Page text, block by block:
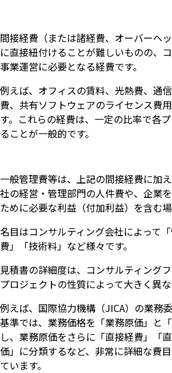
間接経費（または諸経費、オーバーヘ
に直接紐付けることが難しいものの、
事業運営に必要となる経費です。
例えば、オフィスの賃料、光熱費、通
費、共有ソフトウェアのライセンス費
す。これらの経費は、一定の比率で各
ることが一般的です。
一般管理費等は、上記の間接経費に加
社の経営・管理部門の人件費や、企業
ために必要な利益（付加利益）を含む場
名目はコンサルティング会社によって
費」「技術料」など様々です。
見積書の詳細度は、コンサルティング
プロジェクトの性質によって大きく異な
例えば、国際協力機構（JICA）の業務
基準では、業務価格を「業務原価」と
し、業務原価をさらに「直接経費」「
価」に分類するなど、非常に詳細な費
ています。